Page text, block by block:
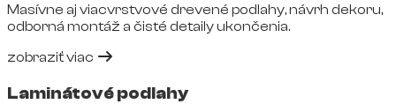
Masívne aj viacvrstvové drevené podlahy, návrh dekoru,
odborná montáž a čisté detaily ukončenia.
zobraziť viac
Laminátové podlahy